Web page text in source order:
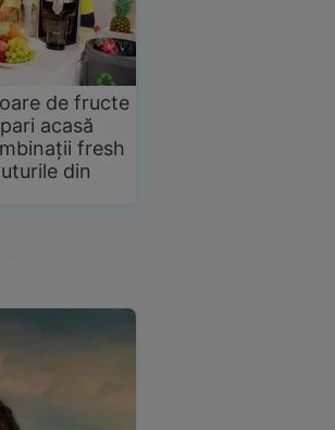
de fructe
acasă
fresh
din